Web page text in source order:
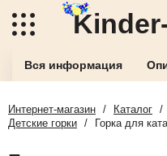
Вся информация
Интернет-магазин / Каталог /
Детские горки / Горка для